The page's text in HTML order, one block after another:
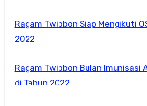
Ragam Twibbon Siap Mengikuti
2022
Ragam Twibbon Bulan Imunisasi
di Tahun 2022